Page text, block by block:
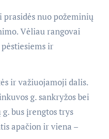
nuo požeminių
Vėliau rangovai
ir
ir važiuojamoji dalis.
g. sankryžos bei
bus įrengtos trys
apačion ir viena –